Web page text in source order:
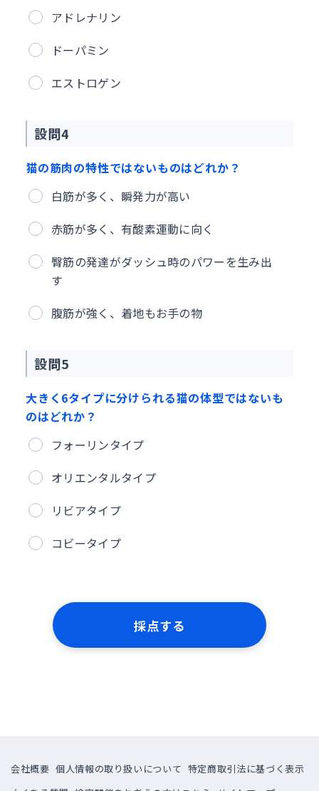
アドレナリン
ドーパミン
エストロゲン
設問4
猫の筋肉の特性ではないものはどれか？
白筋が多く、瞬発力が高い
赤筋が多く、有酸素運動に向く
臀筋の発達がダッシュ時のパワーを生み出
す
腹筋が強く、着地もお手の物
設問5
大きく6タイプに分けられる猫の体型ではないも
のはどれか？
フォーリンタイプ
オリエンタルタイプ
リビアタイプ
コビータイプ
採点する
会社概要 個人情報の取り扱いについて 特定商取引法に基づく表示